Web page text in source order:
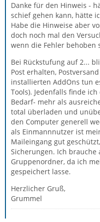
Danke für den Hinweis -
schief gehen kann, hätte
Habe die Hinweise aber
doch noch mal den
wenn die Fehler behoben
Bei Rückstufung auf 2...
Post erhalten,
installierten AddOns tun
Tools). Jedenfalls finde
Bedarf- mehr als
total überladen und
den Computer generell
als Einmannnutzer ist
Maileingang gut
Sicherungen. Ich
Gruppenordner, da ich
gespeichert lasse.
Herzlicher Gruß,
Grummel